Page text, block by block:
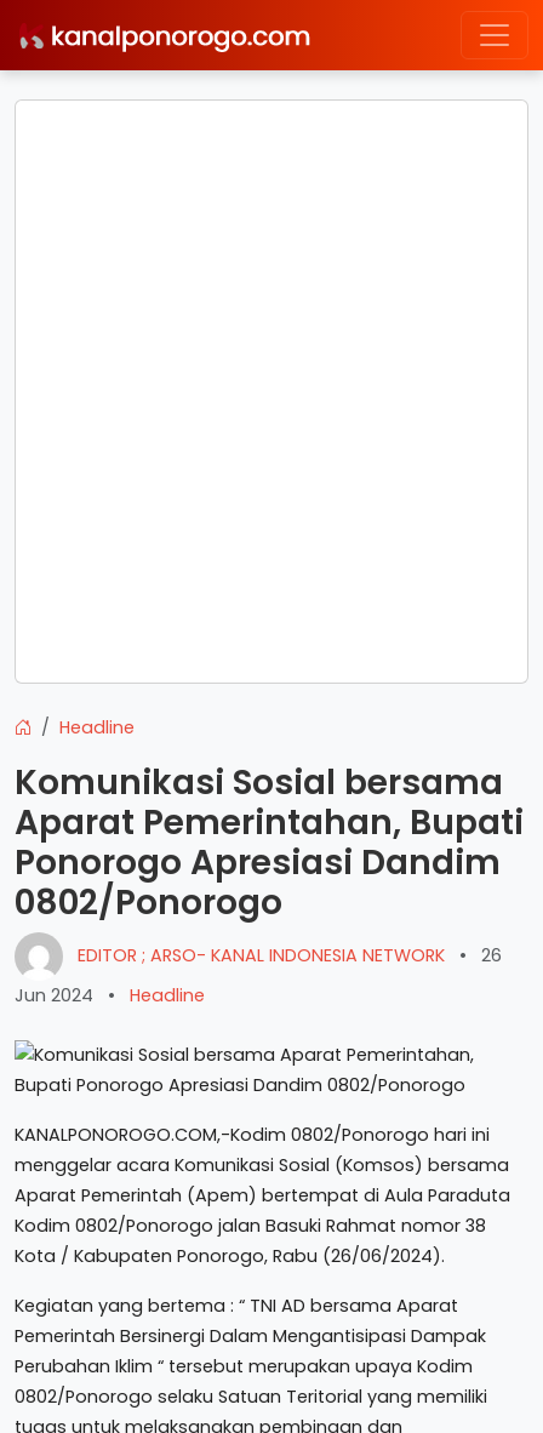
Headline
Komunikasi Sosial bersama
Aparat Pemerintahan, Bupati
Ponorogo Apresiasi Dandim
0802/Ponorogo
EDITOR ; ARSO- KANAL INDONESIA NETWORK •
26
Jun 2024
• Headline
KANALPONOROGO.COM,-Kodim 0802/Ponorogo hari ini
menggelar acara Komunikasi Sosial (Komsos) bersama
Aparat Pemerintah (Apem) bertempat di Aula Paraduta
Kodim 0802/Ponorogo jalan Basuki Rahmat nomor 38
Kota / Kabupaten Ponorogo, Rabu (26/06/2024).
Kegiatan yang bertema : “ TNI AD bersama Aparat
Pemerintah Bersinergi Dalam Mengantisipasi Dampak
Perubahan Iklim “ tersebut merupakan upaya Kodim
0802/Ponorogo selaku Satuan Teritorial yang memiliki
tugas untuk melaksanakan pembinaan dan